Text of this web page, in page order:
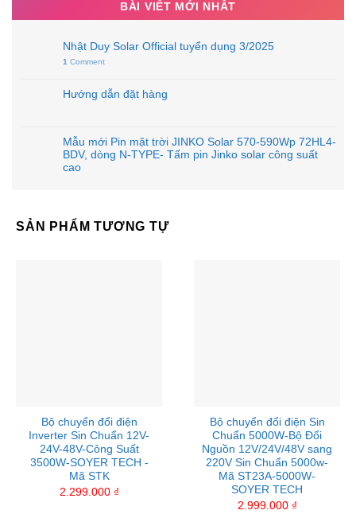
BÀI VIẾT MỚI NHẤT
Nhật Duy Solar Official tuyển dụng 3/2025
1 Comment
Hướng dẫn đặt hàng
Mẫu mới Pin mặt trời JINKO Solar 570-590Wp 72HL4-
BDV, dòng N-TYPE- Tấm pin Jinko solar công suất
cao
SẢN PHẨM TƯƠNG TỰ
Bộ chuyển đổi điện
Inverter Sin Chuẩn 12V-
24V-48V-Công Suất
3500W-SOYER TECH -
Mã STK
2.299.000 ₫
Bộ chuyển đổi điện Sin
Chuẩn 5000W-Bộ Đổi
Nguồn 12V/24V/48V sang
220V Sin Chuẩn 5000w-
Mã ST23A-5000W-
SOYER TECH
2.999.000 ₫